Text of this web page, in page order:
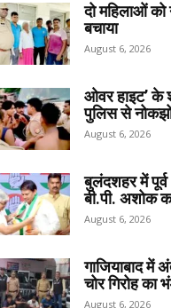
दो महिलाओं
बचाया
August 6, 2026
ओवर हाइट’ के
पुलिस से
August 6, 2026
बुलंदशहर में
बी.पी. अशोक
August 6, 2026
गाजियाबाद में
चोर गिरोह का
August 6, 2026